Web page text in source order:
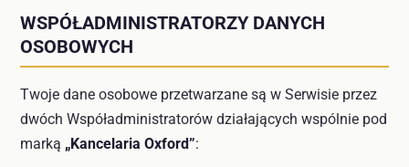
WSPÓŁADMINISTRATORZY DANYCH
OSOBOWYCH
Twoje dane osobowe przetwarzane są w Serwisie przez
dwóch Współadministratorów działających wspólnie pod
marką „Kancelaria Oxford”: